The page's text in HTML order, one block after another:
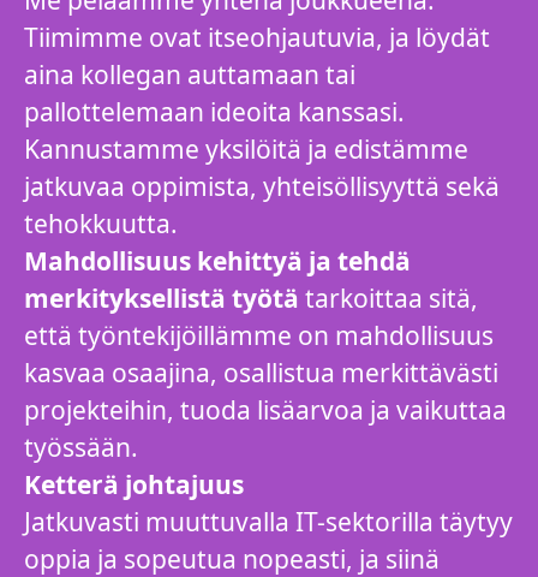
Tiimimme ovat itseohjautuvia, ja löydät
aina kollegan auttamaan tai
pallottelemaan ideoita kanssasi.
Kannustamme yksilöitä ja edistämme
jatkuvaa oppimista, yhteisöllisyyttä sekä
tehokkuutta.
Mahdollisuus kehittyä ja tehdä
merkityksellistä työtä tarkoittaa sitä,
että työntekijöillämme on mahdollisuus
kasvaa osaajina, osallistua merkittävästi
projekteihin, tuoda lisäarvoa ja vaikuttaa
työssään.
Ketterä johtajuus
Jatkuvasti muuttuvalla IT-sektorilla täytyy
oppia ja sopeutua nopeasti, ja siinä